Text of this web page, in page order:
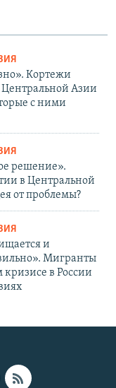
Кортежи
Центральной Азии
с ними
решение».
в Центральной
от проблемы?
и
Мигранты
в России